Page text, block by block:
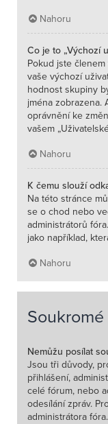
Nahoru
Co je to „Výchozí
Pokud jste
vaše výchozí
hodnost skupiny
jména zobrazena.
oprávnění ke
vašem
Nahoru
K čemu slouží
Na této stránce
se o chod nebo
administrátorů
jako například,
Nahoru
Nemůžu posílat
Jsou tři důvody,
přihlášení,
celé fórum, nebo
odesílání zpráv.
administrátora fóra.